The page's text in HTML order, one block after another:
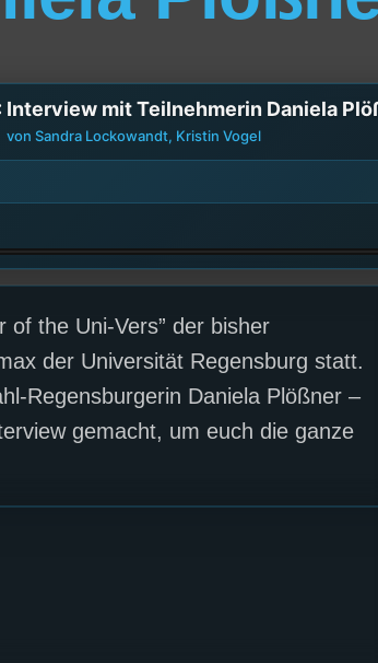
Interview mit Teilnehmerin Daniela
von Sandra Lockowandt, Kristin Vogel
the Uni-Vers” der bisher
der Universität Regensburg statt.
Regensburgerin Daniela Plößner –
gemacht, um euch die ganze